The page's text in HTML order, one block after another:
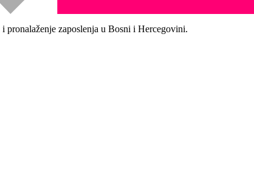
pronalaženje zaposlenja u Bosni i Hercegovini.